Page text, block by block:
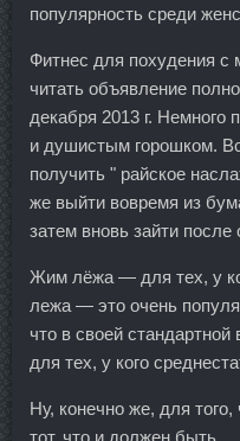
популярность среди
Фитнес для похудения
читать объявление
декабря 2013 г. Немного
и душистым горошком.
получить " райское
же выйти вовремя из
затем вновь зайти после
Жим лёжа — для тех, у
лежа — это очень
что в своей
для тех, у кого
Ну, конечно же, для